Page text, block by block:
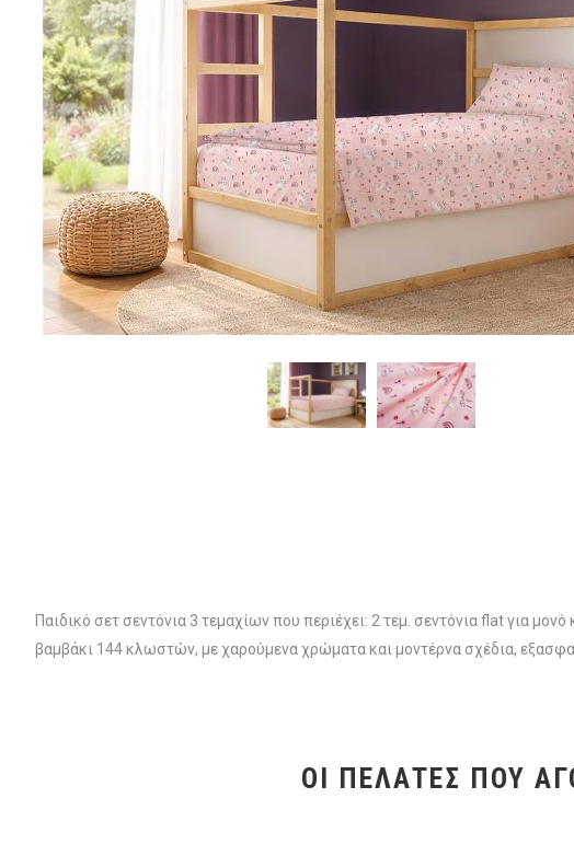
Παιδικό σετ σεντόνια 3 τεμαχίων που περιέχει: 2 τεμ. σεντόνια flat για
βαμβάκι 144 κλωστών, με χαρούμενα χρώματα και μοντέρνα σχέδια,
ΟΙ ΠΕΛΆΤΕΣ ΠΟΥ